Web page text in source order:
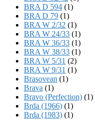
BRA D 594 (1)
BRA D 79 (1)
BRA W 2/32 (1)
BRA W 24/33 (1)
BRA W 36/33 (1)
BRA W 38/33 (1)
BRA W 5/31 (2)
BRA W 9/31 (1)
Brasovean (1)
Brava (1)
Bravo (Perfection) (1)
Brda (1966) (1)
Brda (1983) (1)